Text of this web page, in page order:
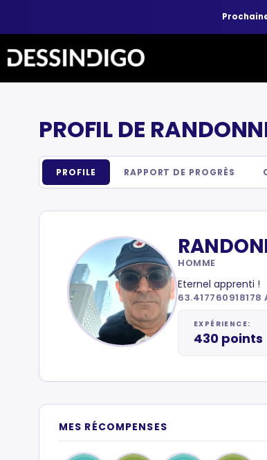
PROFIL DE
PROFILE RAPPORT DE PROGRÈS
HOMME
Eternel apprenti !
63.417760918178
EXPÉRIENCE:
430 points
MES RÉCOMPENSES